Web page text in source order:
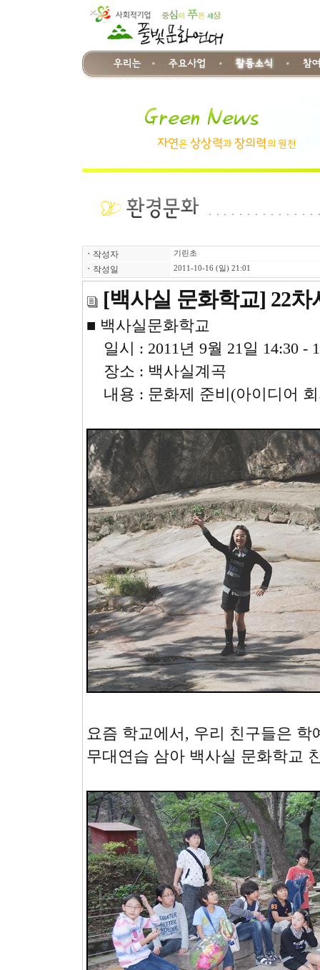
ㆍ 작성자 기린초
ㆍ 작성일 2011-10-16 (일) 21:01
[백사실 문화학교] 22차
■ 백사실문화학교
일시 : 2011년 9월 21일 14:30 -
장소 : 백사실계곡
내용 : 문화제 준비(아이디어
요즘 학교에서, 우리 친구들은
무대연습 삼아 백사실 문화학교